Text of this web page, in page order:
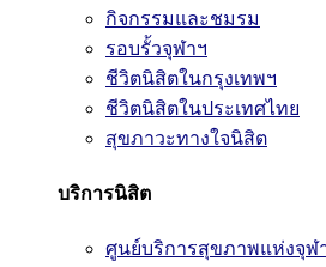
กิจกรรมและชมรม
รอบรั้วจุฬาฯ
ชีวิตนิสิตในกรุงเทพฯ
ชีวิตนิสิตในประเทศไทย
สุขภาวะทางใจนิสิต
บริการนิสิต
ศูนย์บริการสุขภาพแห่งจุฬ